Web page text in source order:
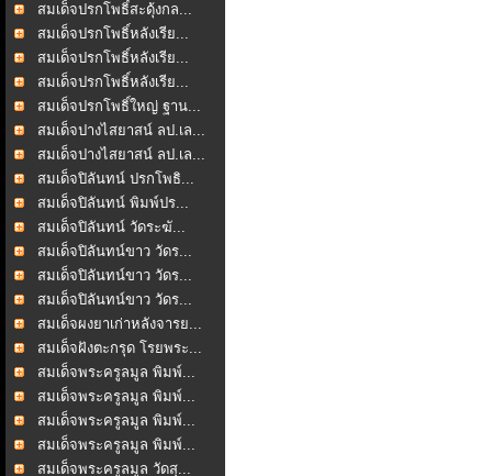
สมเด็จปรกโพธิ์สะดุ้งกล...
สมเด็จปรกโพธิ์หลังเรีย...
สมเด็จปรกโพธิ์หลังเรีย...
สมเด็จปรกโพธิ์หลังเรีย...
สมเด็จปรกโพธิ์ใหญ่ ฐาน...
สมเด็จปางไสยาสน์ ลป.เล...
สมเด็จปางไสยาสน์ ลป.เล...
สมเด็จปิลันทน์ ปรกโพธิ...
สมเด็จปิลันทน์ พิมพ์ปร...
สมเด็จปิลันทน์ วัดระฆั...
สมเด็จปิลันทน์ขาว วัดร...
สมเด็จปิลันทน์ขาว วัดร...
สมเด็จปิลันทน์ขาว วัดร...
สมเด็จผงยาเก่าหลังจารย...
สมเด็จฝังตะกรุด โรยพระ...
สมเด็จพระครูลมูล พิมพ์...
สมเด็จพระครูลมูล พิมพ์...
สมเด็จพระครูลมูล พิมพ์...
สมเด็จพระครูลมูล พิมพ์...
สมเด็จพระครูลมูล วัดสุ...